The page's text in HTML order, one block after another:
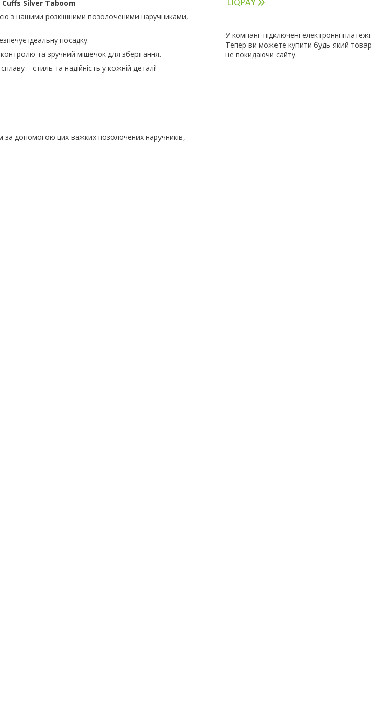
Silver Taboom
з нашими розкішними позолоченими наручниками,
ідеальну посадку.
та зручний мішечок для зберігання.
– стиль та надійність у кожній деталі!
за допомогою цих важких позолочених наручників,
У компанії підключені електронні платежі.
Тепер ви можете купити будь-який товар
не покидаючи сайту.